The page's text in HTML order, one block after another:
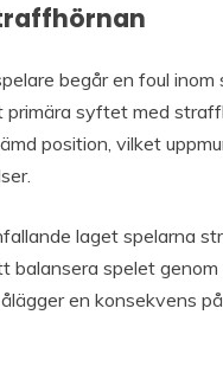
begår en foul
primära syftet med
position, vilket
laget spelarna
balansera spelet
en konsekvens